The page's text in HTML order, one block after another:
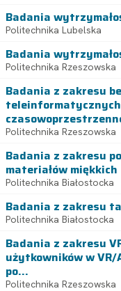
Badania
Politechnika Lubelska
Badania
Politechnika Rzeszowska
Badania z zakresu
Politechnika Rzeszowska
Badania z zakresu
materiałów miękkich
Politechnika Białostocka
Badania z zakresu
Politechnika Białostocka
Badania z zakresu
użytkowników w
po...
Politechnika Rzeszowska